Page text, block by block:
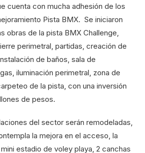
cuenta con mucha adhesión de los
Pista BMX. Se iniciaron
obras de la pista BMX Challenge,
perimetral, partidas, creación de
de baños, sala de
iluminación perimetral, zona de
de la pista, con una inversión
de pesos.
del sector serán remodeladas,
la mejora en el acceso, la
estadio de voley playa, 2 canchas